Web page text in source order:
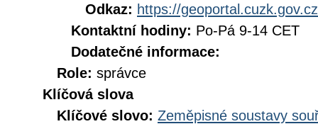
Odkaz: https://geoportal.cuzk.gov.cz
Kontaktní hodiny: Po-Pá 9-14 CET
Dodatečné informace:
Role: správce
Klíčová slova
Klíčové slovo: Zeměpisné soustavy